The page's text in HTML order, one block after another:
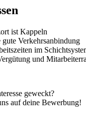
ist Kappeln
gute Verkehrsanbindung
im
und
geweckt?
auf deine Bewerbung!